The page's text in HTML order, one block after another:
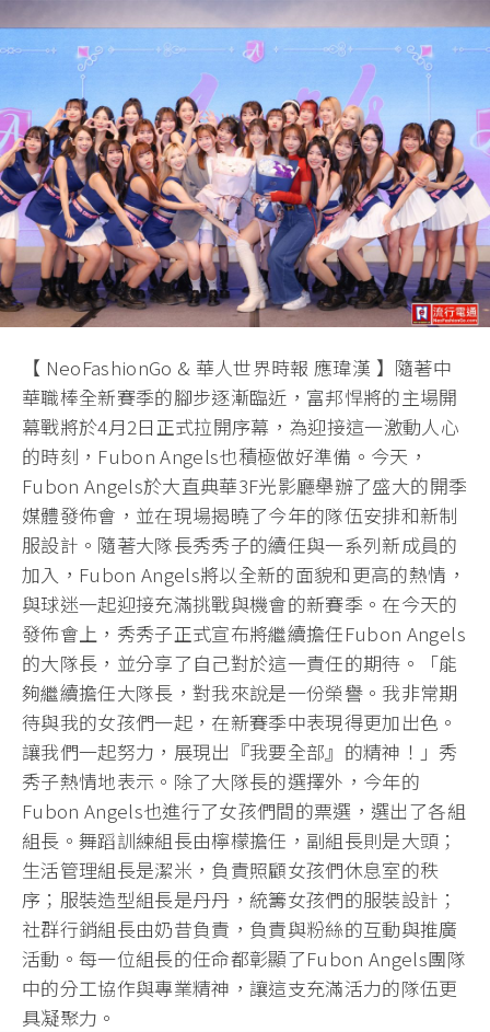
【 NeoFashionGo & 華人世界時報 應瑋漢 】隨著中
華職棒全新賽季的腳步逐漸臨近，富邦悍將的主場開
幕戰將於4月2日正式拉開序幕，為迎接這一激動人心
的時刻，Fubon Angels也積極做好準備。今天，
Fubon Angels於大直典華3F光影廳舉辦了盛大的開季
媒體發佈會，並在現場揭曉了今年的隊伍安排和新制
服設計。隨著大隊長秀秀子的續任與一系列新成員的
加入，Fubon Angels將以全新的面貌和更高的熱情，
與球迷一起迎接充滿挑戰與機會的新賽季。在今天的
發佈會上，秀秀子正式宣布將繼續擔任Fubon Angels
的大隊長，並分享了自己對於這一責任的期待。「能
夠繼續擔任大隊長，對我來說是一份榮譽。我非常期
待與我的女孩們一起，在新賽季中表現得更加出色。
讓我們一起努力，展現出『我要全部』的精神！」秀
秀子熱情地表示。除了大隊長的選擇外，今年的
Fubon Angels也進行了女孩們間的票選，選出了各組
組長。舞蹈訓練組長由檸檬擔任，副組長則是大頭；
生活管理組長是潔米，負責照顧女孩們休息室的秩
序；服裝造型組長是丹丹，統籌女孩們的服裝設計；
社群行銷組長由奶昔負責，負責與粉絲的互動與推廣
活動。每一位組長的任命都彰顯了Fubon Angels團隊
中的分工協作與專業精神，讓這支充滿活力的隊伍更
具凝聚力。